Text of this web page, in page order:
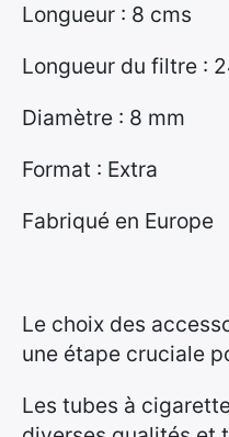
Longueur : 8 cms
Longueur du filtre :
Diamètre : 8 mm
Format : Extra
Fabriqué en Europe
Le choix des
une étape cruciale
Les tubes à